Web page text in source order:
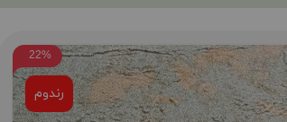
رندوم
22%